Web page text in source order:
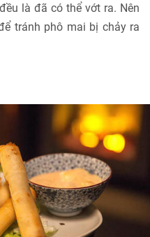
là đã có thể vớt ra. Nên
tránh phô mai bị chảy ra